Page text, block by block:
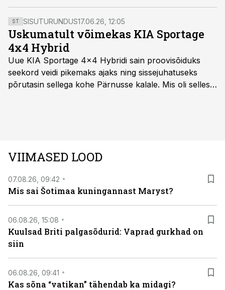
ST SISUTURUNDUS17.06.26, 12:05
Uskumatult võimekas KIA Sportage
4x4 Hybrid
Uue KIA Sportage 4x4 Hybridi sain proovisõiduks
seekord veidi pikemaks ajaks ning sissejuhatuseks
põrutasin sellega kohe Pärnusse kalale. Mis oli selles
VIIMASED LOOD
07.08.26, 09:42
Mis sai Šotimaa kuningannast Maryst?
06.08.26, 15:08
Kuulsad Briti palgasõdurid: Vaprad gurkhad on
siin
06.08.26, 09:41
Kas sõna “vatikan” tähendab ka midagi?